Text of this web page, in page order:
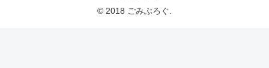
© 2018 ごみぶろぐ.